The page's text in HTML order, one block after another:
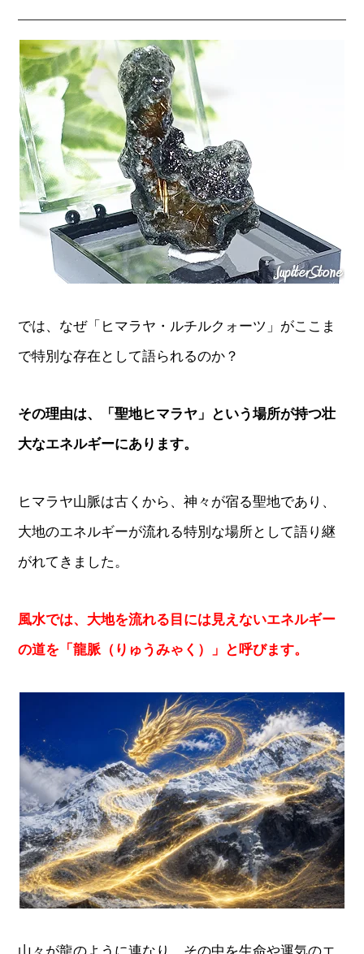
では、なぜ「ヒマラヤ・ルチルクォーツ」がここま
で特別な存在として語られるのか？
その理由は、「聖地ヒマラヤ」という場所が持つ壮
大なエネルギーにあります。
ヒマラヤ山脈は古くから、神々が宿る聖地であり、
大地のエネルギーが流れる特別な場所として語り継
がれてきました。
風水では、大地を流れる目には見えないエネルギー
の道を「龍脈（りゅうみゃく）」と呼びます。